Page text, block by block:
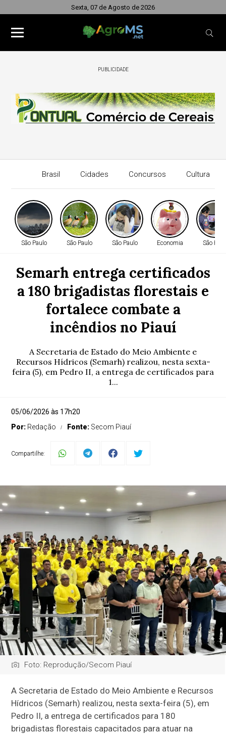
Sexta, 07 de Agosto de 2026
PUBLICIDADE
Brasil Cidades Concursos Cultura
São Paulo São Paulo São Paulo Economia São
Semarh entrega certificados
a 180 brigadistas florestais e
fortalece combate a
incêndios no Piauí
A Secretaria de Estado do Meio Ambiente e
Recursos Hídricos (Semarh) realizou, nesta sexta-
feira (5), em Pedro II, a entrega de certificados para
1...
05/06/2026 às 17h20
Por: Redação Fonte: Secom Piauí
Compartilhe:
Foto: Reprodução/Secom Piauí
A Secretaria de Estado do Meio Ambiente e Recursos
Hídricos (Semarh) realizou, nesta sexta-feira (5), em
Pedro II, a entrega de certificados para 180
brigadistas florestais capacitados para atuar na